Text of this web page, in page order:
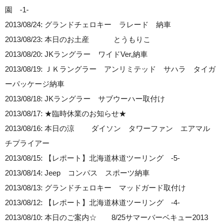
園 -1-
2013/08/24: グランドチェロキー ラレード 納車
2013/08/23: 本日のお土産 とうもりこ
2013/08/20: JKラングラー ワイドVer,納車
2013/08/19: ＪＫラングラー アンリミテッド サハラ タイガ
ーパッケージ納車
2013/08/18: JKラングラー サブウーハー取付け
2013/08/17: ★臨時休業のお知らせ★
2013/08/16: 本日の涼 ダイソン タワーファン エアマル
チプライアー
2013/08/15: 【レポート】北海道林道ツーリング -5-
2013/08/14: Jeep コンパス スポーツ納車
2013/08/13: グランドチェロキー マッドガード取付け
2013/08/12: 【レポート】北海道林道ツーリング -4-
2013/08/10: 本日のご案内☆ 8/25サマーバーベキュー2013